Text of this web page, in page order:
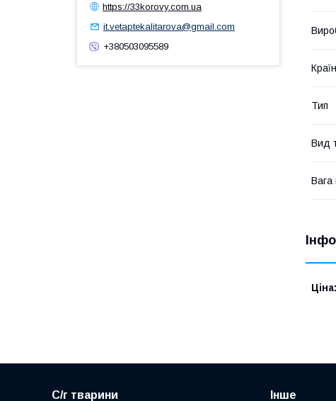
Тип
Вид
Вага
Ціна:
https://33korovy.com.ua
it.vetaptekalitarova@gmail.com
+380503095589
С/г тварини Інше